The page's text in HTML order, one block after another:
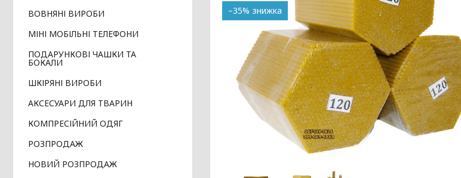
–35%
ВОВНЯНІ ВИРОБИ
МІНІ МОБІЛЬНІ ТЕЛЕФОНИ
ПОДАРУНКОВІ ЧАШКИ ТА
БОКАЛИ
ШКІРЯНІ ВИРОБИ
АКСЕСУАРИ ДЛЯ ТВАРИН
КОМПРЕСІЙНИЙ ОДЯГ
РОЗПРОДАЖ
НОВИЙ РОЗПРОДАЖ